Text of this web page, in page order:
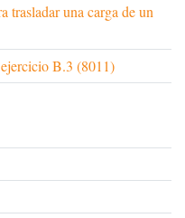
trasladar una carga de un
B.3 (8011)